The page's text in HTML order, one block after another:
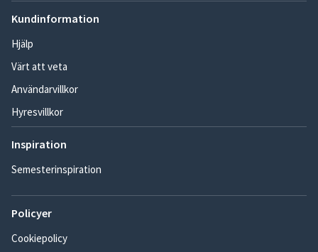
Kundinformation
Hjälp
Värt att veta
Användarvillkor
Hyresvillkor
Inspiration
Semesterinspiration
Policyer
Cookiepolicy